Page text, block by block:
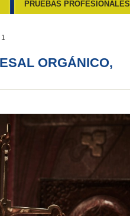
ORGÁNICO,
PRUEBAS PROFESIONALES